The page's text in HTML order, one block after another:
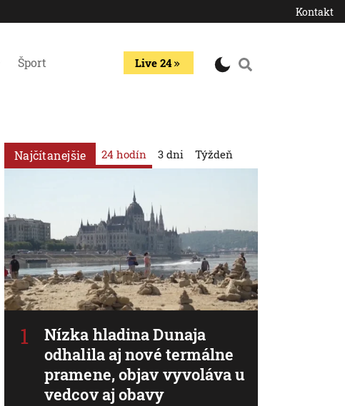
Kontakt
Šport Live 24
Najčítanejšie 24 hodín
Nízka hladina Dunaja
odhalila aj nové termálne
pramene, objav vyvoláva u
vedcov aj obavy
3 dni Týždeň